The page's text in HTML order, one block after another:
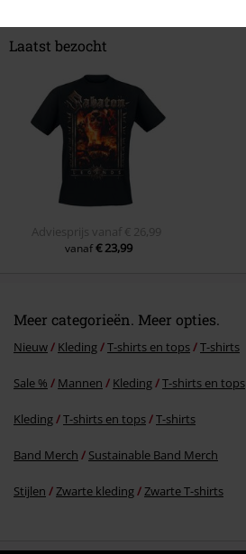
Commentaar versturen
Laatst bezocht
Adviesprijs vanaf € 26,99
vanaf€ 23,99
Meer categorieën. Meer opties.
Nieuw Kleding T-shirts en tops T-shirts
Sale % Mannen Kleding T-shirts en tops
Kleding T-shirts en tops T-shirts
Band Merch Sustainable Band Merch
Stijlen Zwarte kleding Zwarte T-shirts